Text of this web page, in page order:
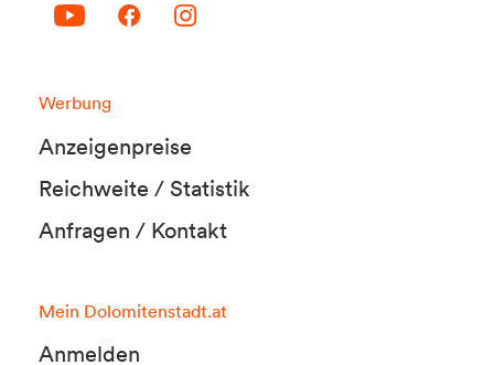
Werbung
Anzeigenpreise
Reichweite / Statistik
Anfragen / Kontakt
Mein Dolomitenstadt.at
Anmelden